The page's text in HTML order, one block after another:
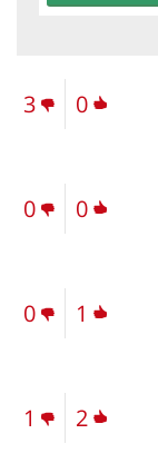
0
3
0
0
1
0
2
1